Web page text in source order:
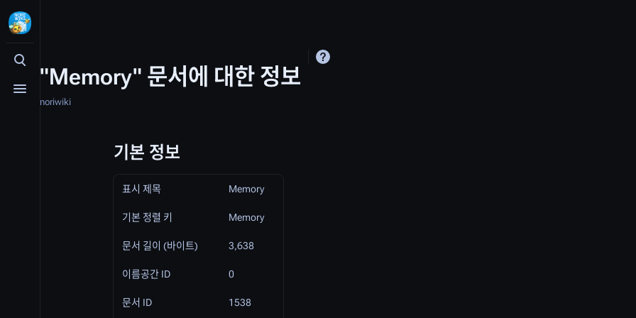
검색 여닫기
메뉴 여닫기
"Memory" 문서에 대한 정보
noriwiki
기본 정보
표시 제목 Memory
기본 정렬 키 Memory
문서 길이 (바이트) 3,638
이름공간 ID 0
문서 ID 1538